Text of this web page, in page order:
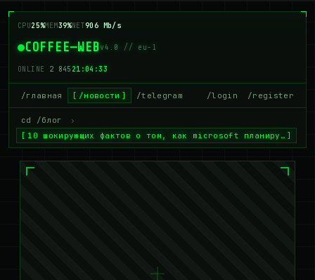
CPU27%MEM39%NET887 Mb/s
COFFEE—WEBv4.0 // eu-1
ONLINE 2 850 21:04:34
/главная /новости /telegram /login /register
cd /блог
›
10 шокирующих фактов о том, как microsoft планиру…